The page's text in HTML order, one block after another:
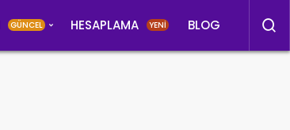
GÜNCEL HESAPLAMA YENİ BLOG